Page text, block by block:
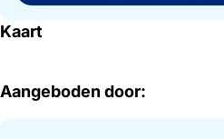
Kaart
Aangeboden door: